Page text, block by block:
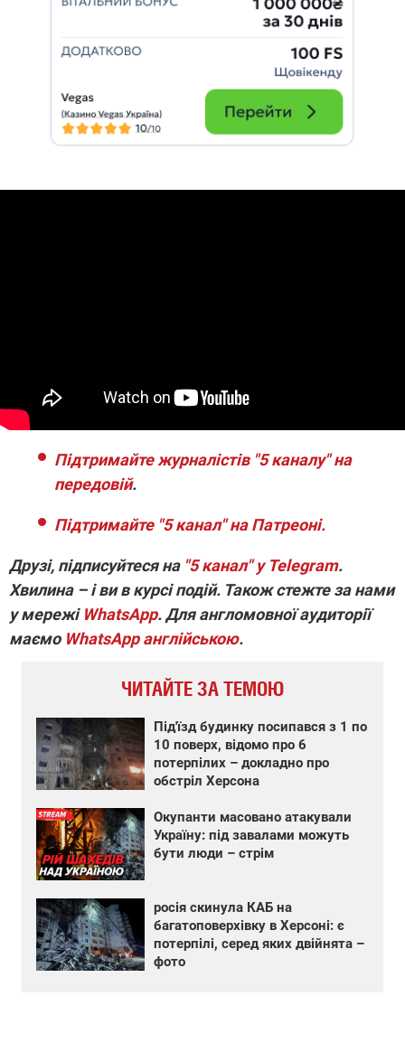
Підтримайте журналістів "5 каналу" на
передовій.
Підтримайте "5 канал" на Патреоні.
Друзі, підписуйтеся на "5 канал" у Telegram.
Хвилина – і ви в курсі подій. Також стежте за нами
у мережі WhatsApp. Для англомовної аудиторії
маємо WhatsApp англійською.
ЧИТАЙТЕ ЗА ТЕМОЮ
Під'їзд будинку посипався з 1 по
10 поверх, відомо про 6
потерпілих – докладно про
обстріл Херсона
Окупанти масовано атакували
Україну: під завалами можуть
бути люди – стрім
росія скинула КАБ на
багатоповерхівку в Херсоні: є
потерпілі, серед яких двійнята –
фото